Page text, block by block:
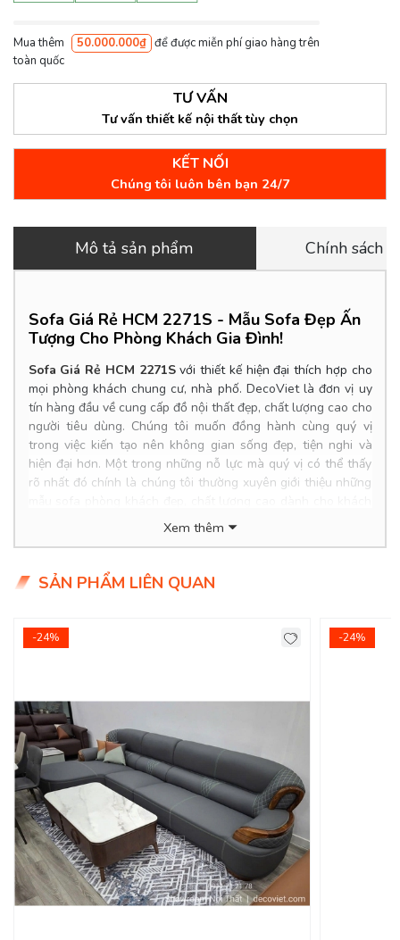
Mua thêm 50.000.000₫ để được miễn phí giao hàng trên
toàn quốc
TƯ VẤN
Tư vấn thiết kế nội thất tùy chọn
KẾT NỐI
Chúng tôi luôn bên bạn 24/7
Mô tả sản phẩm Chính sách
Sofa Giá Rẻ HCM 2271S - Mẫu Sofa Đẹp Ấn
Tượng Cho Phòng Khách Gia Đình!
Sofa Giá Rẻ HCM 2271S với thiết kế hiện đại thích hợp cho
mọi phòng khách chung cư, nhà phố. DecoViet là đơn vị uy
tín hàng đầu về cung cấp đồ nội thất đẹp, chất lượng cao cho
người tiêu dùng. Chúng tôi muốn đồng hành cùng quý vị
trong việc kiến tạo nên không gian sống đẹp, tiện nghi và
hiện đại hơn. Một trong những nỗ lực mà quý vị có thể thấy
rõ nhất đó chính là chúng tôi thường xuyên giới thiệu những
hàng. Với nhu cầu về mẫu sofa phòng khách của khách hàng
với mong muốn kiến tạo, mang tới không gian sống lý tưởng
Product Info
Khung ghế
Nệm ngồi:Mút D40 cao cấp
Giá bán:0đ
Tình trạng:
Hàng mới - Còn hàng
Giao Hàng Miễn Phí
Delivery Free:Miễn phí giao hàng tại TPHCM, Biên Hòa, nội
thành Bình Dương. - Các tỉnh khác tính phí giao Chành xe
Xem thêm
SẢN PHẨM LIÊN QUAN
-24% -24%